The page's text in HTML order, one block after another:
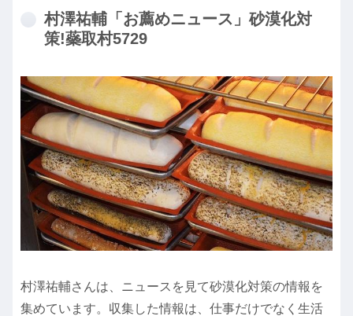
村澤祐輔「お薦めニュース」砂漠化対
策!蘂取村5729
村澤祐輔さんは、ニュースを見て砂漠化対策の情報を
集めています。収集した情報は、仕事だけでなく生活